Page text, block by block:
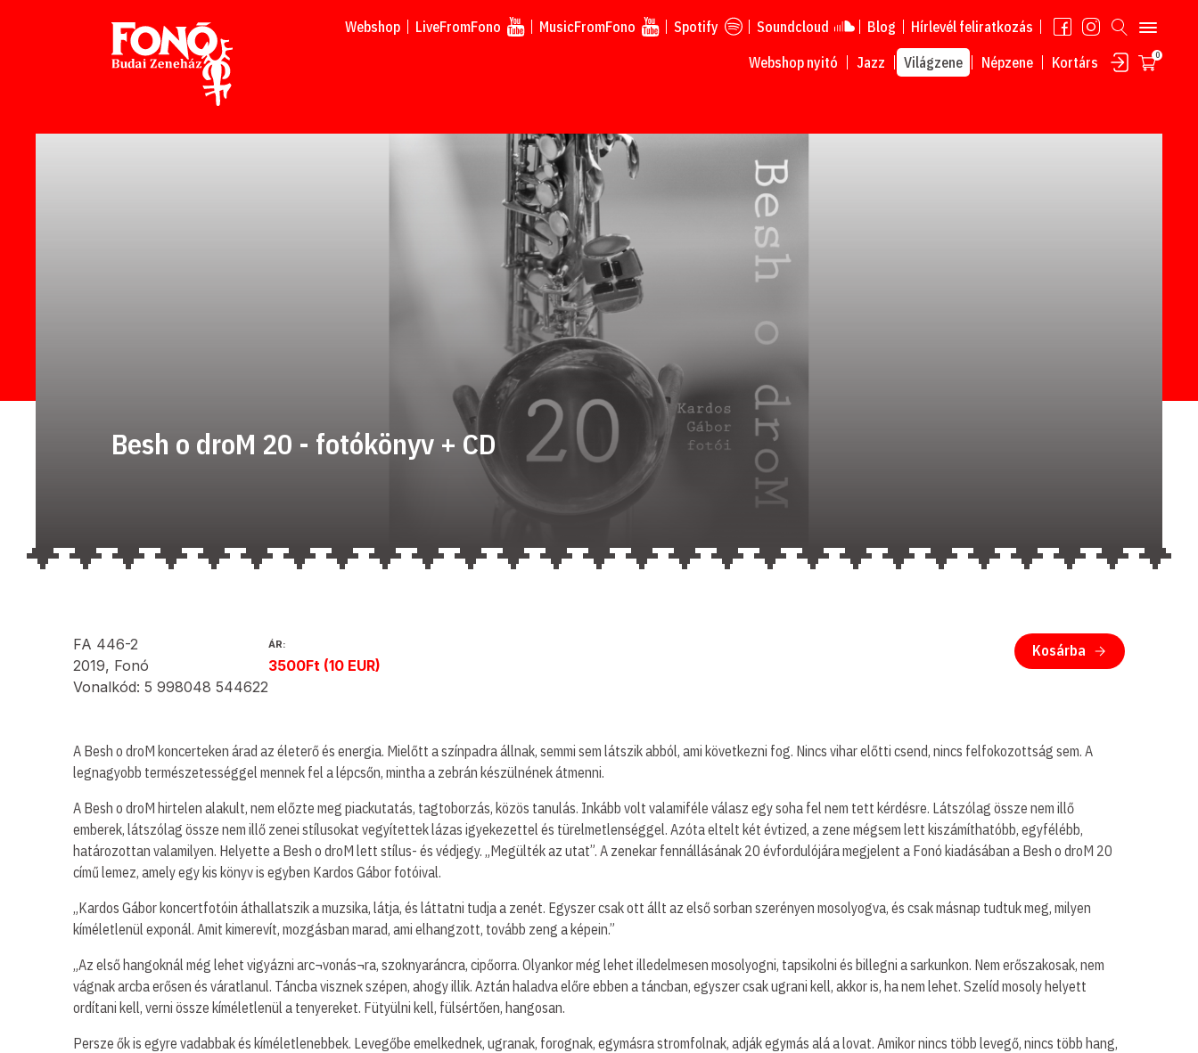
Tovább a tartalomhoz Webshop LiveFromFono MusicFromFono Spotify Soundcloud Blog
Hírlevél feliratkozás
Webshop nyitó
Jazz Világzene Népzene Kortárs 0
Besh o droM 20 - fotókönyv + CD
FA 446-2
2019, Fonó
Vonalkód: 5 998048 544622
ÁR:
3500Ft (10 EUR)
Kosárba
A Besh o droM koncerteken árad az életerő és energia. Mielőtt a színpadra állnak, semmi sem látszik abból, ami következni fog. Nincs vihar előtti csend, nincs felfokozottság sem. A
legnagyobb természetességgel mennek fel a lépcsőn, mintha a zebrán készülnének átmenni.
A Besh o droM hirtelen alakult, nem előzte meg piackutatás, tagtoborzás, közös tanulás. Inkább volt valamiféle válasz egy soha fel nem tett kérdésre. Látszólag össze nem illő
emberek, látszólag össze nem illő zenei stílusokat vegyítettek lázas igyekezettel és türelmetlenséggel. Azóta eltelt két évtized, a zene mégsem lett kiszámíthatóbb, egyfélébb,
határozottan valamilyen. Helyette a Besh o droM lett stílus- és védjegy. „Megülték az utat”. A zenekar fennállásának 20 évfordulójára megjelent a Fonó kiadásában a Besh o droM 20
című lemez, amely egy kis könyv is egyben Kardos Gábor fotóival.
„Kardos Gábor koncertfotóin áthallatszik a muzsika, látja, és láttatni tudja a zenét. Egyszer csak ott állt az első sorban szerényen mosolyogva, és csak másnap tudtuk meg, milyen
kíméletlenül exponál. Amit kimerevít, mozgásban marad, ami elhangzott, tovább zeng a képein.”
„Az első hangoknál még lehet vigyázni arc¬vonás¬ra, szoknyaráncra, cipőorra. Olyankor még lehet illedelmesen mosolyogni, tapsikolni és billegni a sarkunkon. Nem erőszakosak, nem
vágnak arcba erősen és váratlanul. Táncba visznek szépen, ahogy illik. Aztán haladva előre ebben a táncban, egyszer csak ugrani kell, akkor is, ha nem lehet. Szelíd mosoly helyett
ordítani kell, verni össze kíméletlenül a tenyereket. Fütyülni kell, fülsértően, hangosan.
Persze ők is egyre vadabbak és kíméletlenebbek. Levegőbe emelkednek, ugranak, forognak, egymásra stromfolnak, adják egymás alá a lovat. Amikor nincs több levegő, nincs több hang,